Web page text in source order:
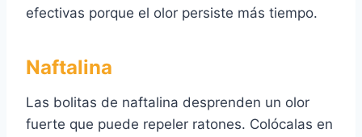
efectivas porque el olor persiste más tiempo.
Naftalina
Las bolitas de naftalina desprenden un olor
fuerte que puede repeler ratones. Colócalas en